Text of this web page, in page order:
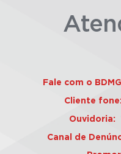
Fale com o
Cliente fone:
Ouvidoria:
Canal de